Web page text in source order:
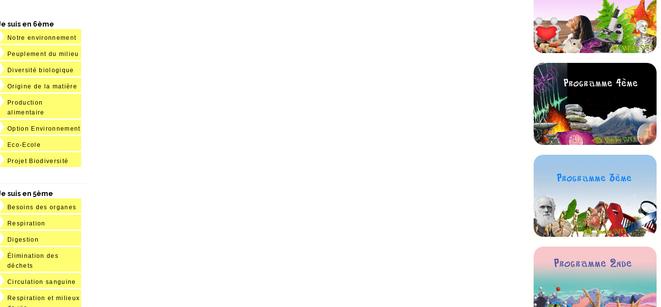
suis en 6ème
Notre environnement
Peuplement du milieu
Diversité biologique
Origine de la matière
Production
alimentaire
Option Environnement
Eco-Ecole
Projet Biodiversité
suis en 5ème
Besoins des organes
Respiration
Digestion
Élimination des
déchets
Circulation sanguine
Respiration et milieux